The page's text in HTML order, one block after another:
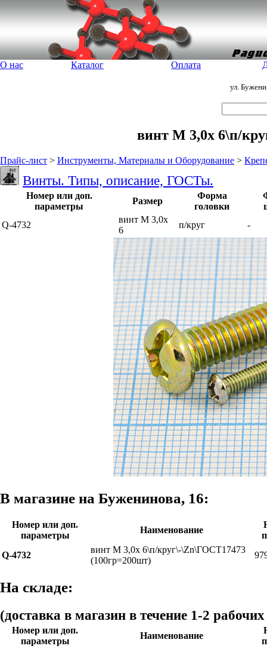
О нас Каталог Оплата
ул.
винт М 3,0x 6\п/
Прайс-лист > Инструменты, Материалы и Оборудование >
Винты. Типы, описание, ГОСТы.
Номер или доп.
параметры
Размер
Форма
головки
Q-4732
винт М 3,0x
6
п/круг -
В магазине на Буженинова, 16:
Номер или доп.
параметры
Наименование
Q-4732
винт М 3,0x 6\п/круг\-\Zn\ГОСТ17473
(100гр=200шт)
На складе:
(доставка в магазин в течение 1-2
Номер или доп.
параметры
Наименование